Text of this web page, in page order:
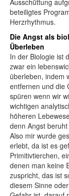
Ausschüttung
beteiligtes
Herzrhythmus.
Die Angst als
Überleben
In der Biologie ist
zwar ein
überleben, indem
entfernen und die
spüren wenn wir
wichtigen
höheren
denn Angst
Also mir wurde
erlebt, da ist es
Primitivtierchen,
denen man keine
zuspricht, das ist
diesem Sinne